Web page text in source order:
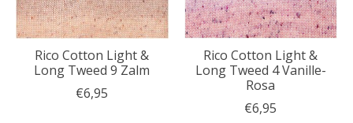
Rico Cotton Light &
Long Tweed 9 Zalm
€6,95
Rico Cotton Light &
Long Tweed 4 Vanille-
Rosa
€6,95